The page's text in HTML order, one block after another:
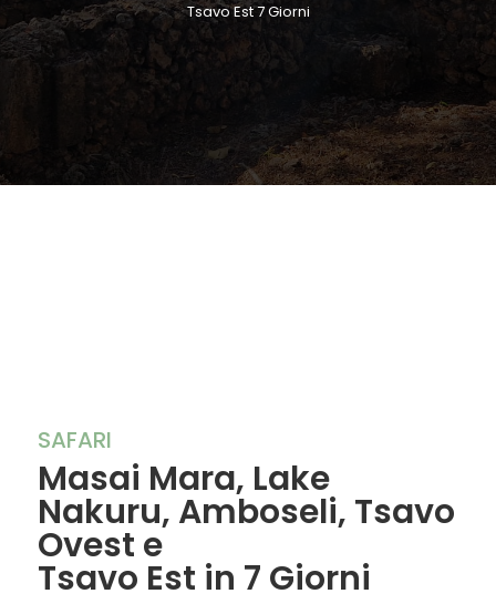
Tsavo Est 7 Giorni
SAFARI
Masai Mara, Lake
Nakuru, Amboseli, Tsavo
Ovest e
Tsavo Est in 7 Giorni